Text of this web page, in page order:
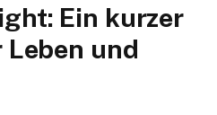
Ein kurzer
und